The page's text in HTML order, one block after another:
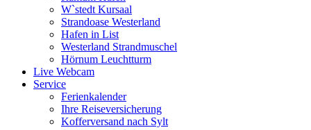
W`stedt Kursaal
Strandoase Westerland
Hafen in List
Westerland Strandmuschel
Hörnum Leuchtturm
Live Webcam
Service
Ferienkalender
Ihre Reiseversicherung
Kofferversand nach Sylt